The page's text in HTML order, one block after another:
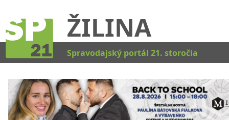
ŽILINA
Spravodajský portál 21. storočia